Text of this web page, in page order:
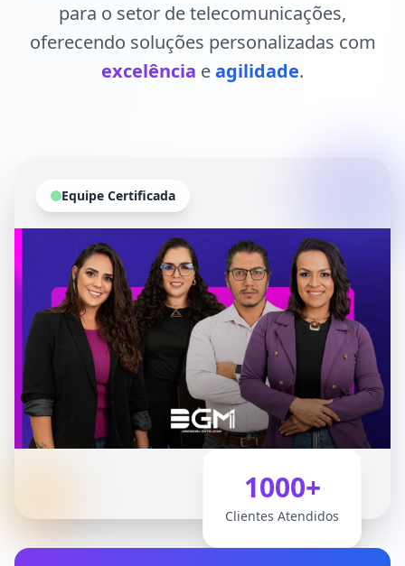
para o setor de telecomunicações,
oferecendo soluções personalizadas com
excelência eagilidade.
Equipe Certificada
1000+
Clientes Atendidos